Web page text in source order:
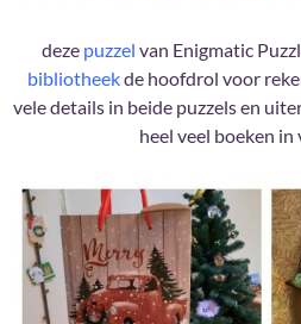
deze puzzel van Enigmatic
bibliotheekde hoofdrol voor
vele details in beide puzzels en
heel veel boeken